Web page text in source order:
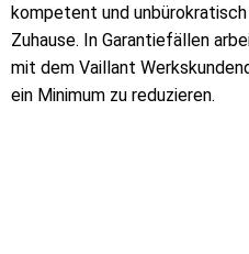
kompetent und
Zuhause. In Garantiefällen
mit dem Vaillant
ein Minimum zu reduzieren.